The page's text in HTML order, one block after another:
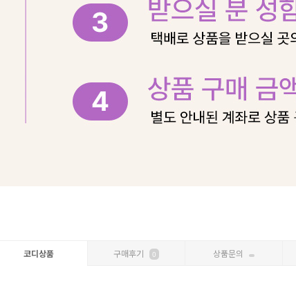
코디상품 구매후기 0 상품문의